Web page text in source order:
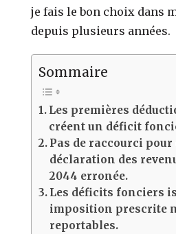
je fais le bon choix dans
depuis plusieurs années.
Sommaire
Les premières
créent un déficit
Pas de raccourci
déclaration des
2044 erronée.
Les déficits fonciers
imposition prescrite
reportables.